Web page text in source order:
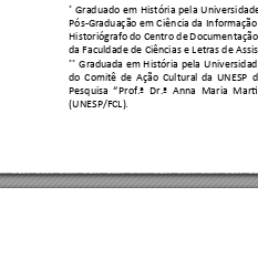
* Graduado em História pela
Pós-Graduação em Ciência da
Historiógrafo do Centro de
da Faculdade de Ciências e Letras de
** Graduada em História pela
do Comitê de Ação Cultural da UNESP
Pesquisa “Prof.ª Dr.ª Anna Maria
(UNESP/FCL ).